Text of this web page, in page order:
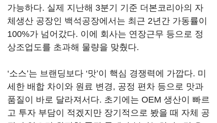
가능하다. 실제 지난해 3분기 기준 더본코리아의 자
체생산 공장인 백석공장에서는 최근 2년간 가동률이
100%가 넘어갔다. 이에 회사는 연장근무 등으로 정
상조업도를 초과해 물량을 맞췄다.
‘소스’는 브랜딩보다 ‘맛’이 핵심 경쟁력에 가깝다. 미
세한 배합 차이와 원료 변경, 공정 편차 등으로 맛과
품질이 바로 달라져서다. 초기에는 OEM 생산이 빠르
고 투자 부담이 적겠지만 장기적으로 봤을 때 자체 공